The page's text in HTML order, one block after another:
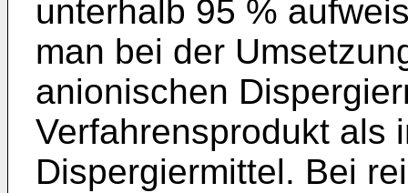
unterhalb 95 %
man bei der
anionischen
Verfahrensprodukt als
Dispergiermittel. Bei